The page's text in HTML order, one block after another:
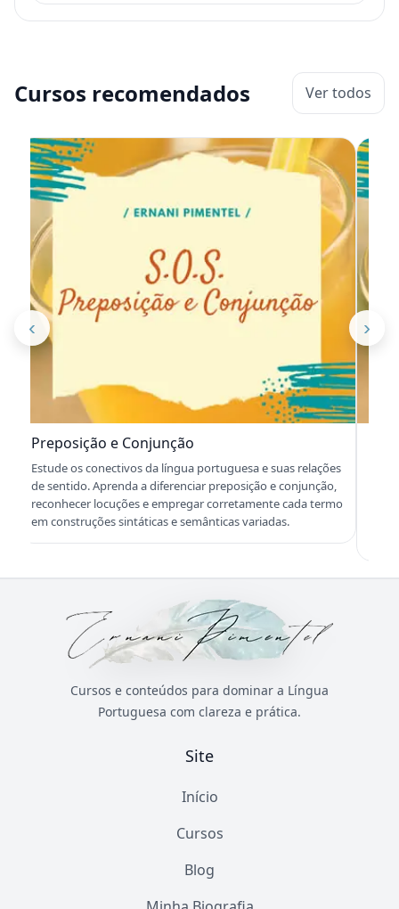
Cursos recomendados Ver todos
‹
Fonologia
Estude os sons da língua portuguesa: fonemas, letras,
sílabas, encontros vocálicos e consonantais. Aprenda
classificações fundamentais e evite confusões comuns
entre fonética e fonologia, com abordagem clara e
exemplos objetivos.
›
Cursos e conteúdos para dominar a Língua
Portuguesa com clareza e prática.
Site
Início
Cursos
Blog